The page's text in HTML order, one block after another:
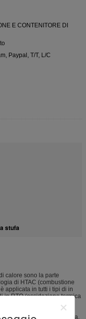
E CONTENITORE DI
Paypal, T/T, L/C
stufa
calore sono la parte
di HTAC (combustione
applicata in tutti i tipi di in
in RTO (ossidazione termica
passo, di in fornace di
fornace di dissoluzione,
media di cottura,